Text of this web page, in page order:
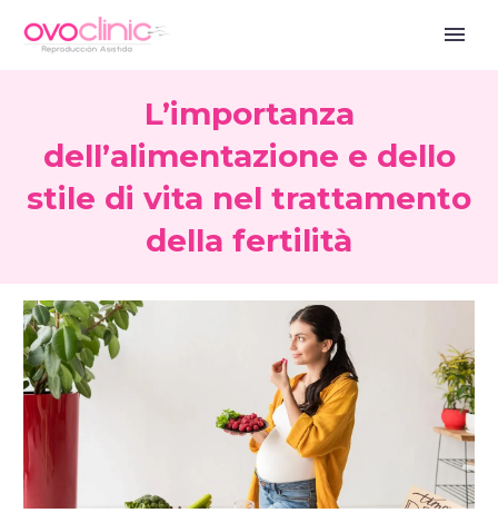
L’importanza
dell’alimentazione e dello
stile di vita nel trattamento
della fertilità